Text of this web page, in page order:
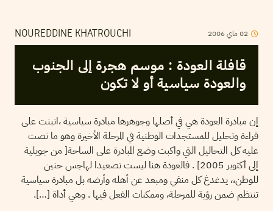
NOUREDDINE KHATROUCHI 02ماي2006
قافلة العودة : موسم هجرة إلى الجنوب
والعودة سياسية أو لا تكون
إن مبادرة العودة هي في أصلها وجوهرها مبادرة سياسية ،انبنت على
قراءة وتحليل للمستجدات الوطنية في المرحلة الأخيرة وهو ما نصت
عليه كل التحاليل التي واكبت وضع المبادرة على الساحة[ من جويلية
إلى أكتوبر 2005] . فالعودة هنا ليست تصعيدا لهاجس حنين
للوطن،، يدغدغ كل منفي ومبعد عن أهله وأرضه بل مبادرة سياسية
تنتظم ضمن رؤية للمرحلة، وممكنات الفعل فيها . وهي أداة […].